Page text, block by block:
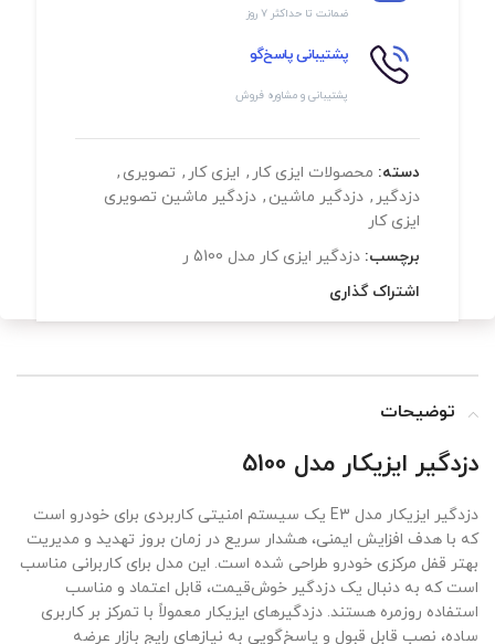
ضمانت تا حداکثر ۷ روز
پشتیبانی پاسخ‌گو
پشتیبانی و مشاوره فروش
دسته: محصولات ایزی کار , ایزی کار , تصویری ,
دزدگیر , دزدگیر ماشین , دزدگیر ماشین تصویری
ایزی کار
برچسب: دزدگیر ایزی کار مدل 5100 ر
اشتراک گذاری
توضیحات
دزدگیر ایزیکار مدل 5100
دزدگیر ایزیکار مدل E3 یک سیستم امنیتی کاربردی برای خودرو است
که با هدف افزایش ایمنی، هشدار سریع در زمان بروز تهدید و مدیریت
بهتر قفل مرکزی خودرو طراحی شده است. این مدل برای کاربرانی مناسب
است که به دنبال یک دزدگیر خوش‌قیمت، قابل اعتماد و مناسب
استفاده روزمره هستند. دزدگیرهای ایزیکار معمولاً با تمرکز بر کاربری
ساده، نصب قابل قبول و پاسخ‌گویی به نیازهای رایج بازار عرضه